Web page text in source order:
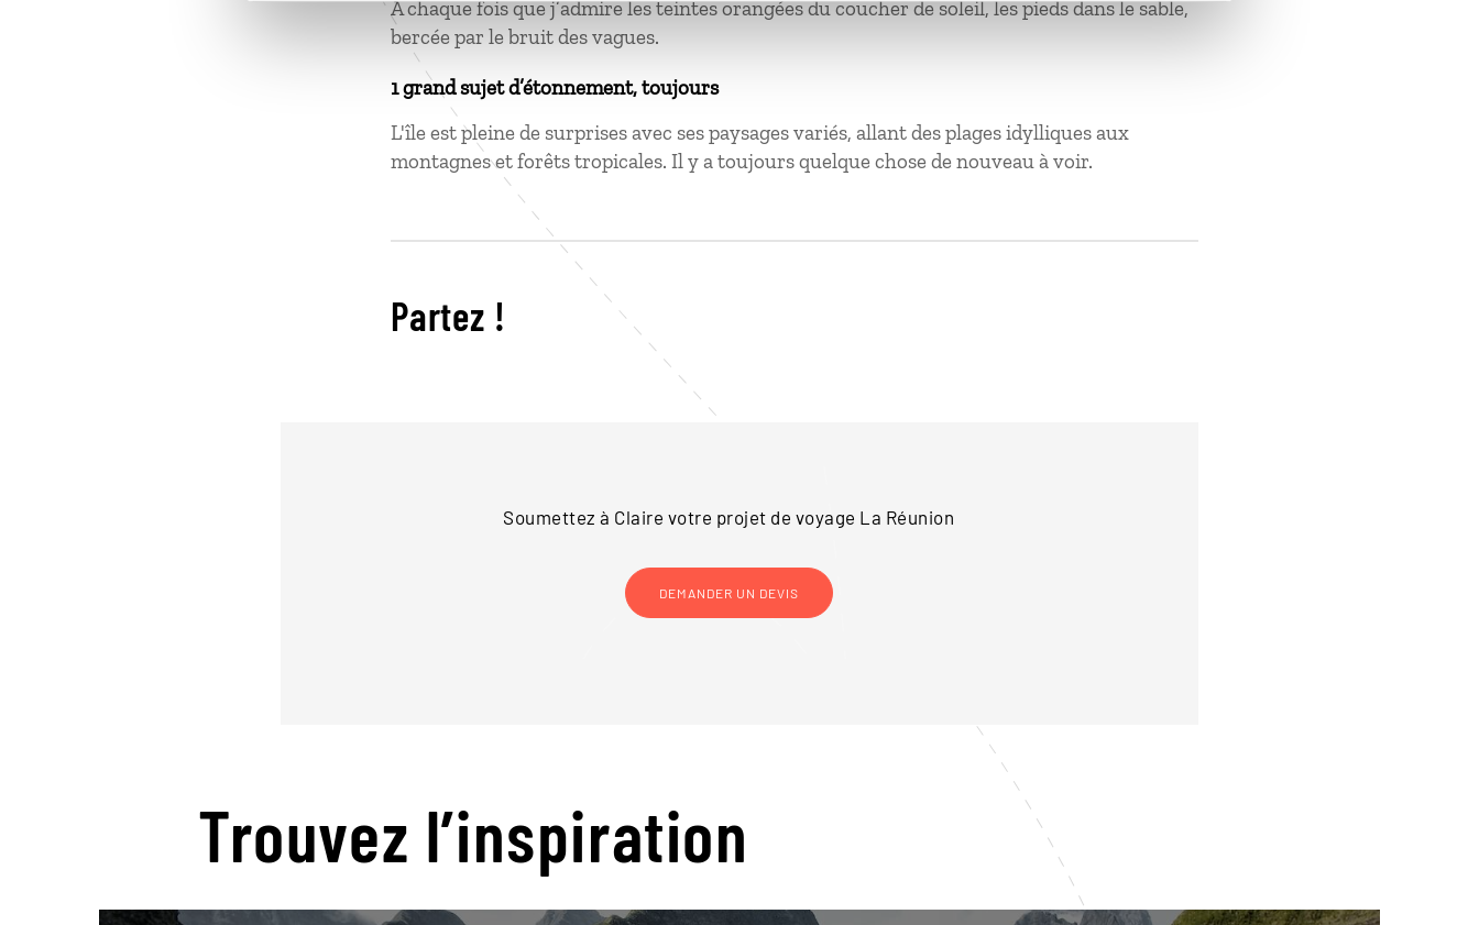
À chaque fois que j’admire les teintes orangées du coucher de soleil, les pieds dans le sable,
bercée par le bruit des vagues.
1 grand sujet d’étonnement, toujours
L'île est pleine de surprises avec ses paysages variés, allant des plages idylliques aux
montagnes et forêts tropicales. Il y a toujours quelque chose de nouveau à voir.
Partez !
Soumettez à Claire votre projet de voyage La Réunion
DEMANDER UN DEVIS
Trouvez l’inspiration